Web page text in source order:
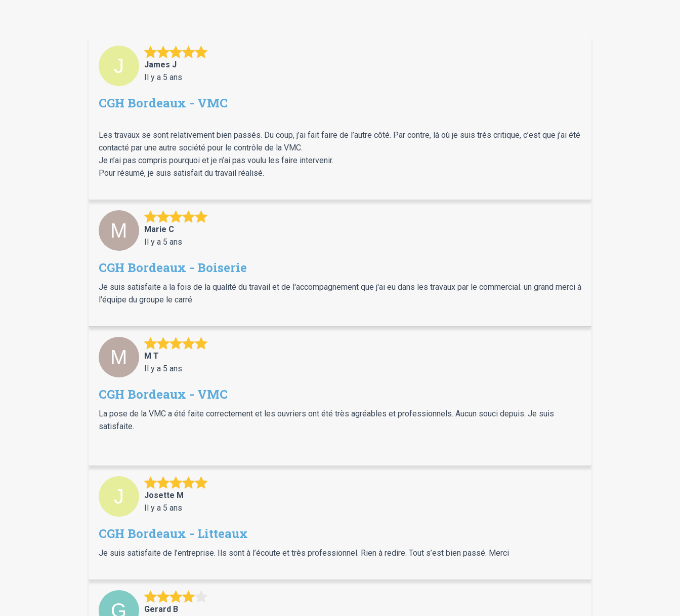
James J
Il y a 5 ans
CGH Bordeaux - VMC
Les travaux se sont relativement bien passés. Du coup, j’ai fait faire de l’autre côté. Par contre, là où je suis très critique, c’est que j’ai été
contacté par une autre société pour le contrôle de la VMC.
Je n’ai pas compris pourquoi et je n’ai pas voulu les faire intervenir.
Pour résumé, je suis satisfait du travail réalisé.
Marie C
Il y a 5 ans
CGH Bordeaux - Boiserie
Je suis satisfaite a la fois de la qualité du travail et de l'accompagnement que j'ai eu dans les travaux par le commercial. un grand merci à
l'équipe du groupe le carré
M T
Il y a 5 ans
CGH Bordeaux - VMC
La pose de la VMC a été faite correctement et les ouvriers ont été très agréables et professionnels. Aucun souci depuis. Je suis
satisfaite.
Josette M
Il y a 5 ans
CGH Bordeaux - Litteaux
Je suis satisfaite de l’entreprise. Ils sont à l’écoute et très professionnel. Rien à redire. Tout s’est bien passé. Merci
Gerard B